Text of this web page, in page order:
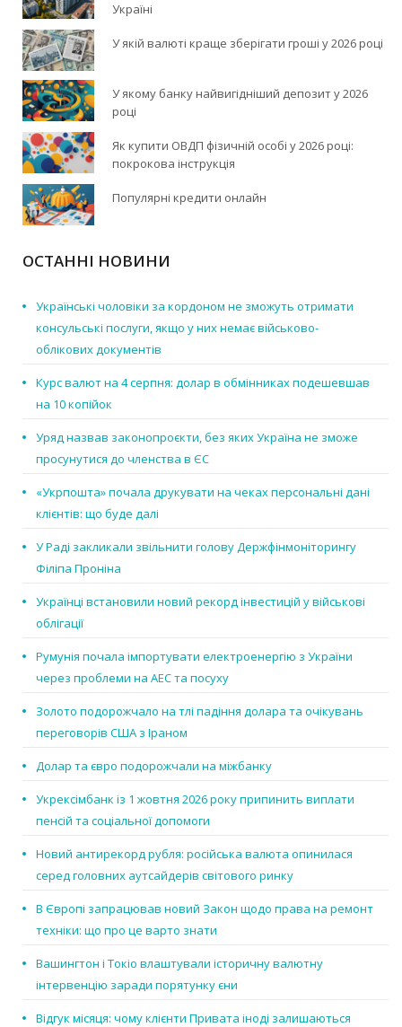
Україні
У якій валюті краще зберігати гроші у 2026 році
У якому банку найвигідніший депозит у 2026
році
Як купити ОВДП фізичній особі у 2026 році:
покрокова інструкція
Популярні кредити онлайн
ОСТАННІ НОВИНИ
Українські чоловіки за кордоном не зможуть отримати
консульські послуги, якщо у них немає військово-
облікових документів
Курс валют на 4 серпня: долар в обмінниках подешевшав
на 10 копійок
Уряд назвав законопроєкти, без яких Україна не зможе
просунутися до членства в ЄС
«Укрпошта» почала друкувати на чеках персональні дані
клієнтів: що буде далі
У Раді закликали звільнити голову Держфінмоніторингу
Філіпа Проніна
Українці встановили новий рекорд інвестицій у військові
облігації
Румунія почала імпортувати електроенергію з України
через проблеми на АЕС та посуху
Золото подорожчало на тлі падіння долара та очікувань
переговорів США з Іраном
Долар та євро подорожчали на міжбанку
Укрексімбанк із 1 жовтня 2026 року припинить виплати
пенсій та соціальної допомоги
Новий антирекорд рубля: російська валюта опинилася
серед головних аутсайдерів світового ринку
В Європі запрацював новий Закон щодо права на ремонт
техніки: що про це варто знати
Вашингтон і Токіо влаштували історичну валютну
інтервенцію заради порятунку єни
Відгук місяця: чому клієнти Привата іноді залишаються